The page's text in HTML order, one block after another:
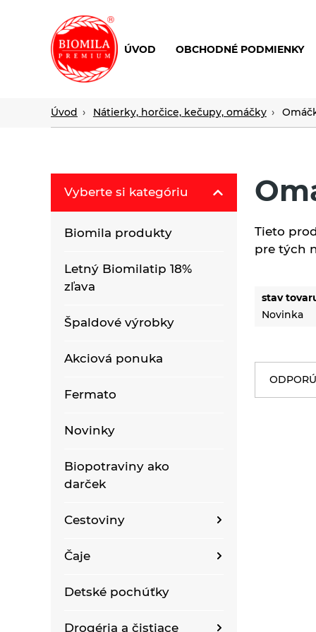
výroba
nielen
ÚVOD OBCHODNÉ PODMIENKY
Úvod Nátierky, horčice, kečupy, omáčky
Tieto
pre tých
Vyberte si kategóriu
Biomila produkty
Letný Biomilatip 18%
zľava
Špaldové výrobky
Akciová ponuka
Fermato
Novinky
Biopotraviny ako
darček
Cestoviny
Bezlepkové bezvaječné
Bezlepkové bezvaječné
cestoviny pre deti
Čaje
Bioraráškovia Sonnentor
Detské pochúťky
Drogéria a čistiace
stav
Novinka